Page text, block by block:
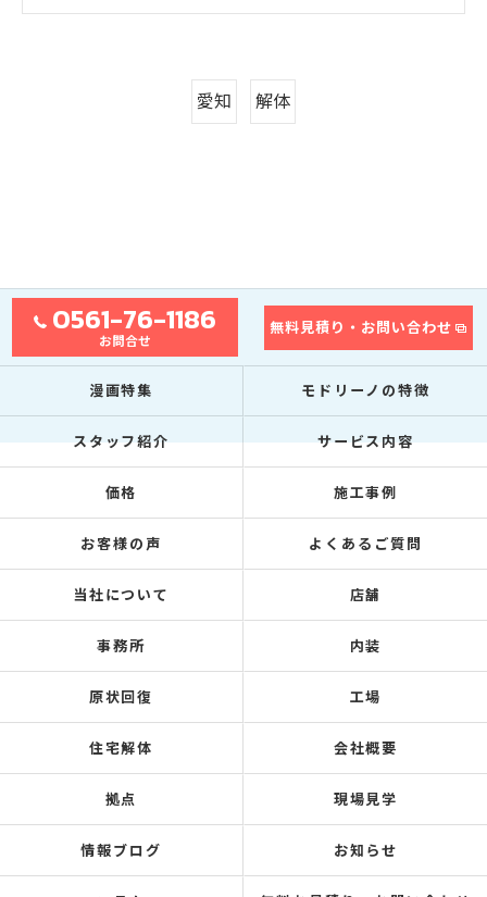
愛知 解体
0561-76-1186
お問合せ
無料見積り・お問い合わせ
漫画特集 モドリーノの特徴
スタッフ紹介 サービス内容
価格 施工事例
お客様の声 よくあるご質問
当社について 店舗
事務所 内装
原状回復 工場
住宅解体 会社概要
拠点 現場見学
情報ブログ お知らせ